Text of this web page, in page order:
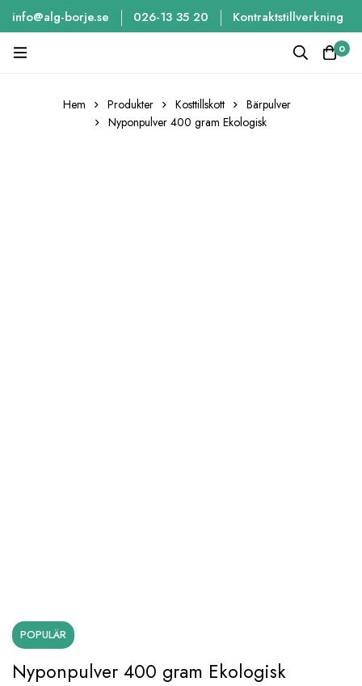
info@alg-borje.se 026-13 35 20 Kontraktstillverkning
0
Hem Produkter Kosttillskott
Bärpulver
Nyponpulver 400 gram Ekologisk
POPULÄR
Nyponpulver 400 gram Ekologisk